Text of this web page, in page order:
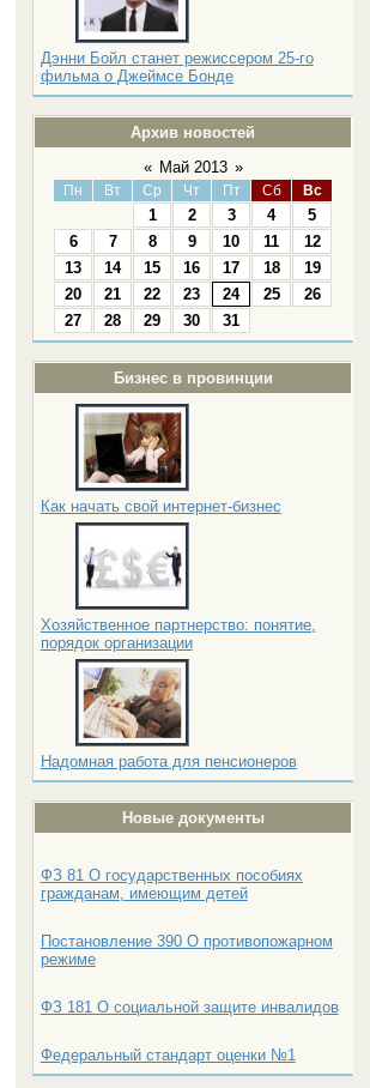
Дэнни Бойл станет режиссером 25-го
фильма о Джеймсе Бонде
Архив новостей
« Май 2013 »
Пн Вт Ср Чт Пт Сб Вс
1 2 3 4
5
6
7 8 9 10 11
12
13
14 15 16 17 18
19
20
21 22 23 24 25
26
27
28 29 30 31
Бизнес в провинции
Как начать свой интернет-бизнес
Хозяйственное партнерство: понятие,
порядок организации
Надомная работа для пенсионеров
Новые документы
ФЗ 81 О государственных пособиях
гражданам, имеющим детей
Постановление 390 О противопожарном
режиме
ФЗ 181 О социальной защите инвалидов
Федеральный стандарт оценки №1